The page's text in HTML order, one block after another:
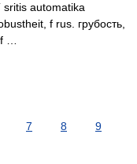
automatika
f rus. грубость,
…
7 8
9